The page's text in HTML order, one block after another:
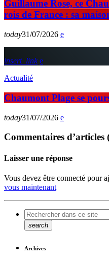
Guillaume Rose, ce
rois de France : sa
today31/07/2026
insert_link
Actualité
Chaumont Plage se
today31/07/2026
Commentaires d’articles
Laisser une réponse
Vous devez être connecté pour
vous maintenant
search
Archives